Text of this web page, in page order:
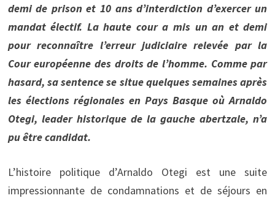
demi de prison et 10 ans d’interdiction d’exercer un
mandat électif. La haute cour a mis un an et demi
pour reconnaître l’erreur judiciaire relevée par la
Cour européenne des droits de l’homme. Comme par
hasard, sa sentence se situe quelques semaines après
les élections régionales en Pays Basque où Arnaldo
Otegi, leader historique de la gauche abertzale, n’a
pu être candidat.
L’histoire politique d’Arnaldo Otegi est une suite
impressionnante de condamnations et de séjours en